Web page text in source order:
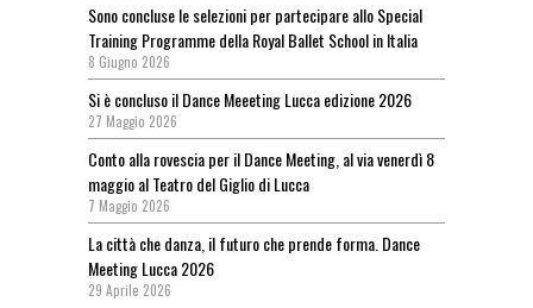
Sono concluse le selezioni per partecipare allo Special
Training Programme della Royal Ballet School in Italia
8 Giugno 2026
Si è concluso il Dance Meeeting Lucca edizione 2026
27 Maggio 2026
Conto alla rovescia per il Dance Meeting, al via venerdì 8
maggio al Teatro del Giglio di Lucca
7 Maggio 2026
La città che danza, il futuro che prende forma. Dance
Meeting Lucca 2026
29 Aprile 2026